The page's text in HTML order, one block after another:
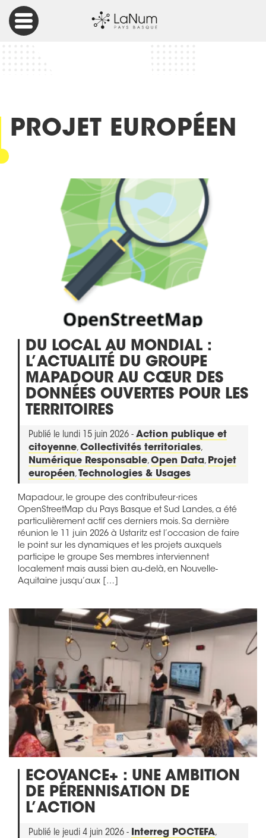
Articles
PROJET EUROPÉEN
DU LOCAL AU MONDIAL :
L’ACTUALITÉ DU GROUPE
MAPADOUR AU CŒUR DES
DONNÉES OUVERTES POUR LES
TERRITOIRES
Publié le lundi 15 juin 2026 - Action publique et
citoyenne,Collectivités territoriales,
Numérique Responsable,Open Data, Projet
européen,Technologies & Usages
Mapadour, le groupe des contributeur⋅rices
OpenStreetMap du Pays Basque et Sud Landes, a été
particulièrement actif ces derniers mois. Sa dernière
réunion le 11 juin 2026 à Ustaritz est l’occasion de faire
le point sur les dynamiques et les projets auxquels
participe le groupe Ses membres interviennent
localement mais aussi bien au-delà, en Nouvelle-
Aquitaine jusqu’aux […]
ECOVANCE+ : UNE AMBITION
DE PÉRENNISATION DE
L’ACTION
Publié le jeudi 4 juin 2026 - Interreg POCTEFA,